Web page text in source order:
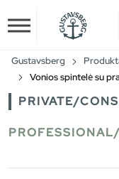
Skip to main content
Gustavsberg
Vonios spintelė su
PRIVATE/